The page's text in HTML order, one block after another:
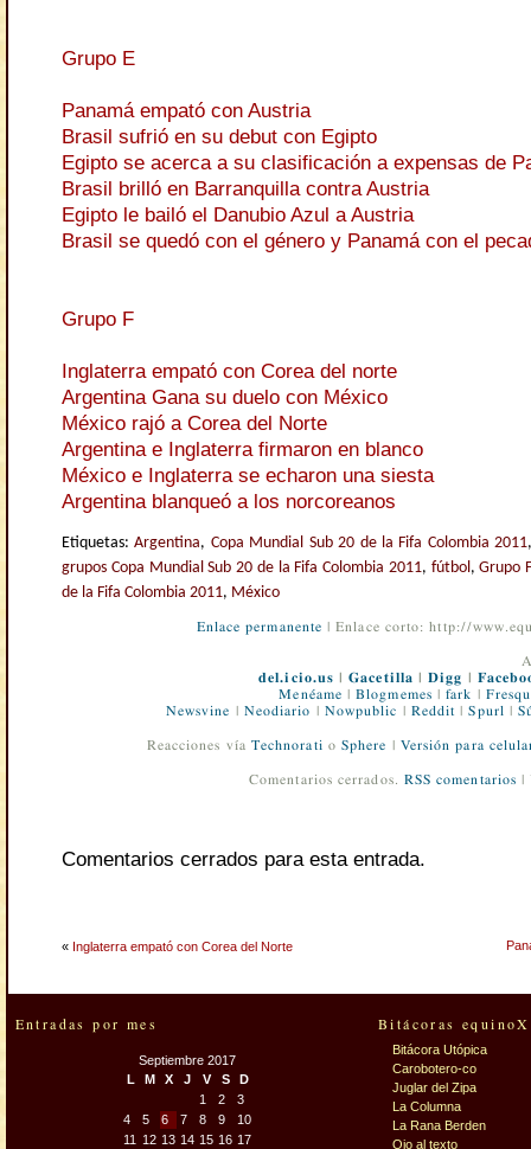
Grupo E
Panamá empató con Austria
Brasil sufrió en su debut con Egipto
Egipto se acerca a su clasificación a expensas de
Brasil brilló en Barranquilla contra Austria
Egipto le bailó el Danubio Azul a Austria
Brasil se quedó con el género y Panamá con el
Grupo F
Inglaterra empató con Corea del norte
Argentina Gana su duelo con México
México rajó a Corea del Norte
Argentina e Inglaterra firmaron en blanco
México e Inglaterra se echaron una siesta
Argentina blanqueó a los norcoreanos
Etiquetas:Argentina, Copa Mundial Sub 20 de la Fifa Colombia 2011
grupos Copa Mundial Sub 20 de la Fifa Colombia 2011, fútbol,Grupo
de la Fifa Colombia 2011, México
Enlace permanente | Enlace corto: http://
del.icio.us |Gacetilla |Digg
Menéame |Blogmemes |fark
Newsvine
Neodiario Nowpublic Reddit |Spurl |
Reacciones vía Technorati o Sphere Versión para
Comentarios cerrados. RSS comentarios |
Comentarios cerrados para esta entrada.
« Inglaterra empató con Corea del Norte
Entradas por mes
Septiembre 2017
L
M X J V S D
1 2
3
4
5 6 7 8 9
10
11
12 13 14 15 16 17
Bitácoras
Bitácora Utópica
Carobotero-co
Juglar del Zipa
La Columna
La Rana Berden
Ojo al texto